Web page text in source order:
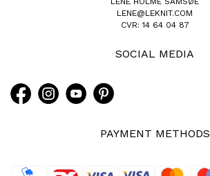
LENE@LEKNIT.COM
CVR: 14 64 04 87
SOCIAL MEDIA
PAYMENT METHODS